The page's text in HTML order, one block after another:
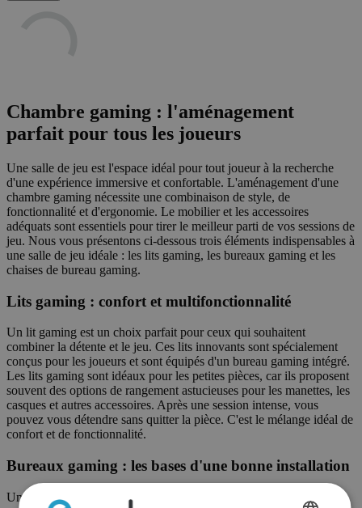
Chambre gaming : l'aménagement
parfait pour tous les joueurs
Une salle de jeu est l'espace idéal pour tout joueur à la recherche
d'une expérience immersive et confortable. L'aménagement d'une
chambre gaming nécessite une combinaison de style, de
fonctionnalité et d'ergonomie. Le mobilier et les accessoires
adéquats sont essentiels pour tirer le meilleur parti de vos sessions de
jeu. Nous vous présentons ci-dessous trois éléments indispensables à
une salle de jeu idéale : les lits gaming, les bureaux gaming et les
chaises de bureau gaming.
Lits gaming : confort et multifonctionnalité
Un lit gaming est un choix parfait pour ceux qui souhaitent
combiner la détente et le jeu. Ces lits innovants sont spécialement
conçus pour les joueurs et sont équipés d'un bureau gaming intégré.
Les lits gaming sont idéaux pour les petites pièces, car ils proposent
souvent des options de rangement astucieuses pour les manettes, les
casques et autres accessoires. Après une session intense, vous
pouvez vous détendre sans quitter la pièce. C'est le mélange idéal de
confort et de fonctionnalité.
Bureaux gaming : les bases d'une bonne installation
Un bureau de jeu est un élément indispensable de toute chambre